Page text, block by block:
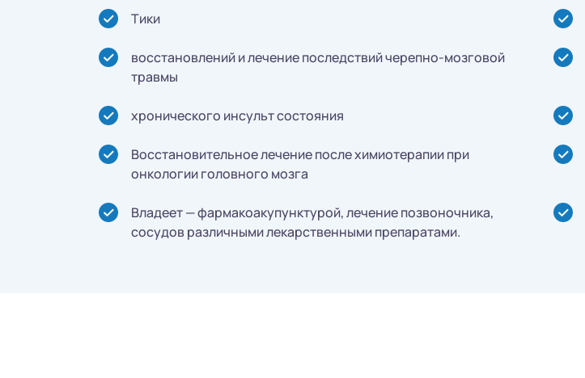
Тики
восстановлений и лечение последствий черепно-мозговой
травмы
хронического инсульт состояния
Восстановительное лечение после химиотерапии при
онкологии головного мозга
Владеет — фармакоакупунктурой, лечение позвоночника,
сосудов различными лекарственными препаратами.